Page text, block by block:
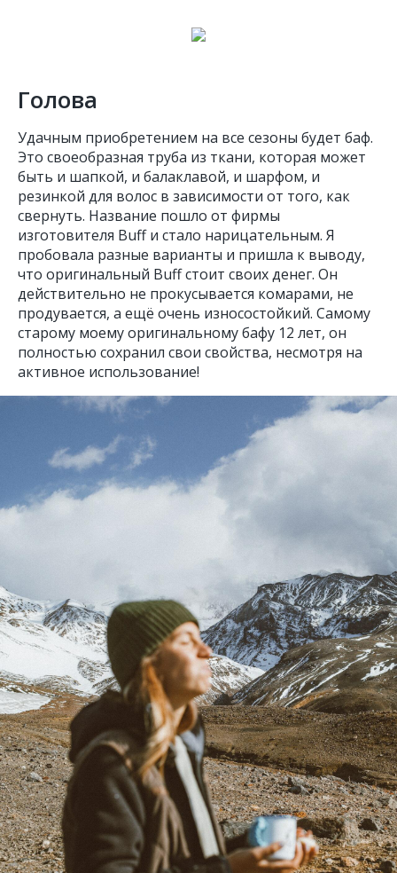
Голова
Удачным приобретением на все сезоны будет баф.
Это своеобразная труба из ткани, которая может
быть и шапкой, и балаклавой, и шарфом, и
резинкой для волос в зависимости от того, как
свернуть. Название пошло от фирмы
изготовителя Buff и стало нарицательным. Я
пробовала разные варианты и пришла к выводу,
что оригинальный Buff стоит своих денег. Он
действительно не прокусывается комарами, не
продувается, а ещё очень износостойкий. Самому
старому моему оригинальному бафу 12 лет, он
полностью сохранил свои свойства, несмотря на
активное использование!